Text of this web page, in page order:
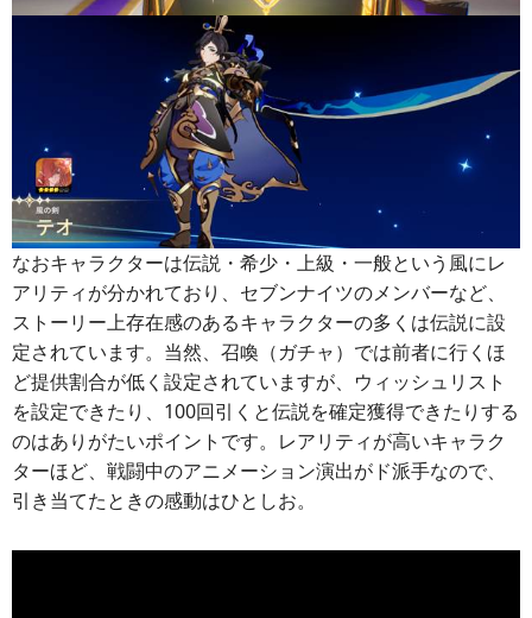
なおキャラクターは伝説・希少・上級・一般という風にレ
アリティが分かれており、セブンナイツのメンバーなど、
ストーリー上存在感のあるキャラクターの多くは伝説に設
定されています。当然、召喚（ガチャ）では前者に行くほ
ど提供割合が低く設定されていますが、ウィッシュリスト
を設定できたり、100回引くと伝説を確定獲得できたりする
のはありがたいポイントです。レアリティが高いキャラク
ターほど、戦闘中のアニメーション演出がド派手なので、
引き当てたときの感動はひとしお。